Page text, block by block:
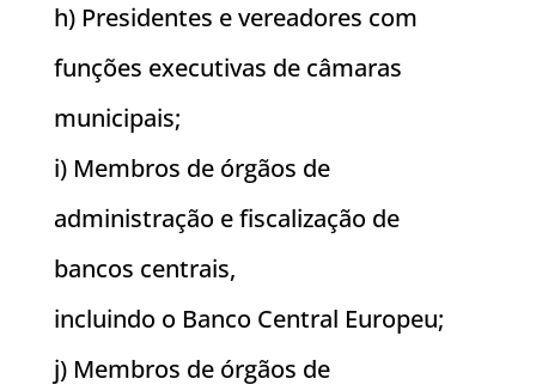
h) Presidentes e vereadores com
funções executivas de câmaras
municipais;
i) Membros de órgãos de
administração e fiscalização de
bancos centrais,
incluindo o Banco Central Europeu;
j) Membros de órgãos de